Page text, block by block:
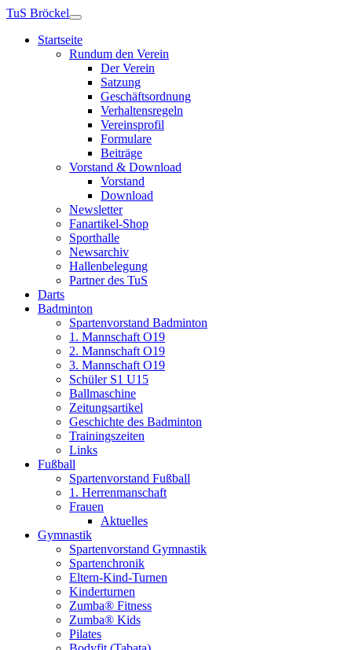
TuS Bröckel
Startseite
Rundum den Verein
Der Verein
Satzung
Geschäftsordnung
Verhaltensregeln
Vereinsprofil
Formulare
Beiträge
Vorstand & Download
Vorstand
Download
Newsletter
Fanartikel-Shop
Sporthalle
Newsarchiv
Hallenbelegung
Partner des TuS
Darts
Badminton
Spartenvorstand Badminton
1. Mannschaft O19
2. Mannschaft O19
3. Mannschaft O19
Schüler S1 U15
Ballmaschine
Zeitungsartikel
Geschichte des Badminton
Trainingszeiten
Links
Fußball
Spartenvorstand Fußball
1. Herrenmanschaft
Frauen
Aktuelles
Gymnastik
Spartenvorstand Gymnastik
Spartenchronik
Eltern-Kind-Turnen
Kinderturnen
Zumba® Fitness
Zumba® Kids
Pilates